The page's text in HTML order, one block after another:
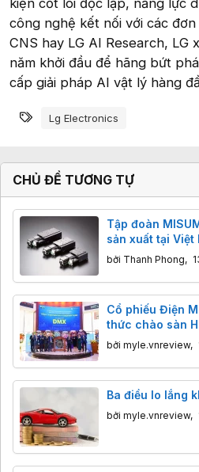
công nghệ kết nối với các
CNS hay LG AI Research, LG
năm khởi đầu để hãng bứt
cấp giải pháp AI vật lý hàng
Từ khóa
Lg Electronics
CHỦ ĐỀ TƯƠNG TỰ
Tập đoàn
sản xuất tại Việt
AI và robot toàn
bởi Thanh Phong,
Cổ phiếu Điện
thức chào sàn
tỷ đô
bởi myle.vnreview,
Ba điều lo lắng
bởi myle.vnreview,